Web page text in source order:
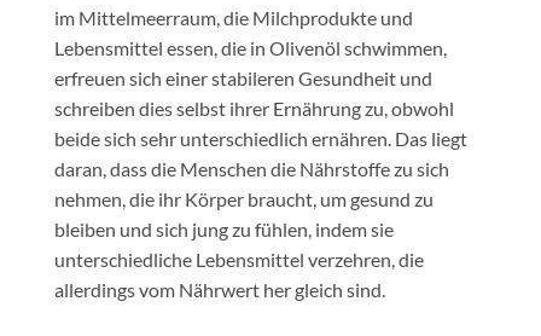
im Mittelmeerraum, die Milchprodukte und
Lebensmittel essen, die in Olivenöl schwimmen,
erfreuen sich einer stabileren Gesundheit und
schreiben dies selbst ihrer Ernährung zu, obwohl
beide sich sehr unterschiedlich ernähren. Das liegt
daran, dass die Menschen die Nährstoffe zu sich
nehmen, die ihr Körper braucht, um gesund zu
bleiben und sich jung zu fühlen, indem sie
unterschiedliche Lebensmittel verzehren, die
allerdings vom Nährwert her gleich sind.